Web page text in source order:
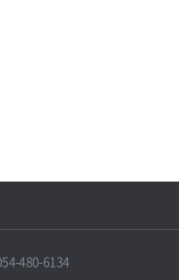
이 해당 개인정보를 파기합니다.
480-6134